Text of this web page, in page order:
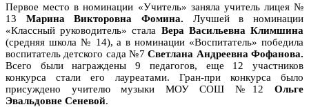
Первое место в номинации «Учитель» заняла учитель лицея №
13 Марина Викторовна Фомина. Лучшей в номинации
«Классный руководитель» стала Вера Васильевна Климшина
(средняя школа № 14), а в номинации «Воспитатель» победила
воспитатель детского сада №7Светлана Андреевна Фофанова.
Всего были награждены 9 педагогов, еще 12 участников
конкурса стали его лауреатами. Гран-при конкурса было
присуждено учителю музыки МОУ СОШ №12 Ольге
Эвальдовне Cеневой.